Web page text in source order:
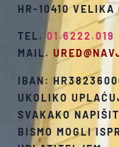
HR-10410 VELIKA
TEL.01.6222.019
MAIL.
IBAN:
UKOLIKO
SVAKAKO
BISMO MOGLI